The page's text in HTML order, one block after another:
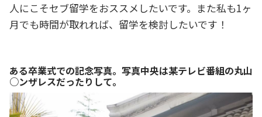
人にこそセブ留学をおススメしたいです。また私も1ヶ
月でも時間が取れれば、留学を検討したいです！
ある卒業式での記念写真。写真中央は某テレビ番組の丸山
○ンザレスだったりして。